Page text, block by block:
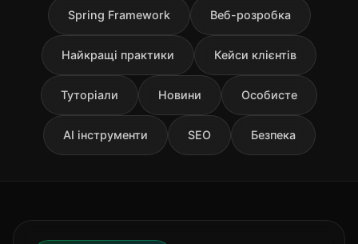
Spring Framework Веб-розробка
Найкращі практики Кейси клієнтів
Туторіали Новини Особисте
AI інструменти SEO Безпека